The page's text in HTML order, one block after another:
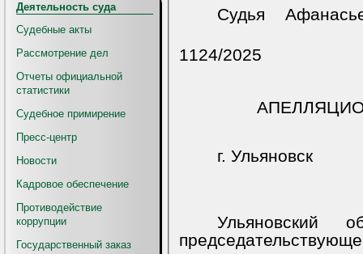
Деятельность суда
Судебные акты
Рассмотрение дел
Отчеты официальной
статистики
Судебное примирение
Пресс-центр
Новости
Кадровое обеспечение
Противодействие
коррупции
Государственный заказ
Судья
1124/2025
г. Ульяновск
Ульяновский